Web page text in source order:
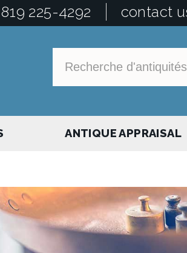
225-4292 contact
ANTIQUE APPRAISAL